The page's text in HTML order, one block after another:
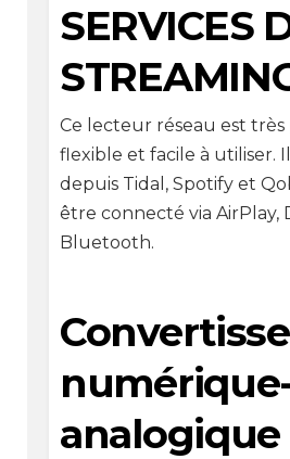
SERVICES
Ce lecteur réseau est
flexible et facile à utiliser.
depuis Tidal, Spotify et
être connecté via AirPlay,
Bluetooth.
analogique